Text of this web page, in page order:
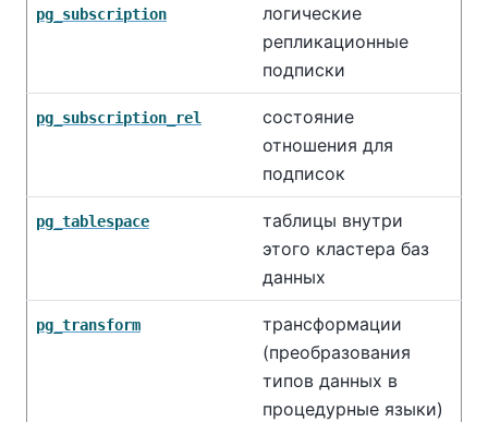
pg_subscription
логические
репликационные
подписки
pg_subscription_rel
состояние
отношения для
подписок
pg_tablespace
таблицы внутри
этого кластера баз
данных
pg_transform
трансформации
(преобразования
типов данных в
процедурные языки)